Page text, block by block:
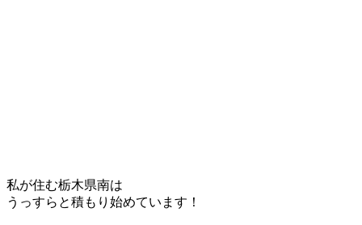
私が住む栃木県南は
うっすらと積もり始めています！